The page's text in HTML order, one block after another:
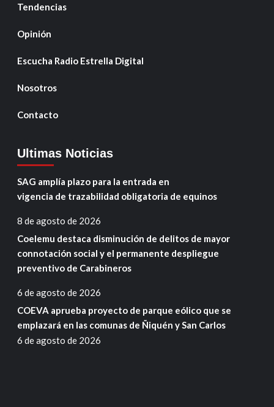
Tendencias
Opinión
Escucha Radio Estrella Digital
Nosotros
Contacto
Ultimas Noticias
SAG amplía plazo para la entrada en
vigencia de trazabilidad obligatoria de equinos
8 de agosto de 2026
Coelemu destaca disminución de delitos de mayor
connotación social y el permanente despliegue
preventivo de Carabineros
6 de agosto de 2026
COEVA aprueba proyecto de parque eólico que se
emplazará en las comunas de Ñiquén y San Carlos
6 de agosto de 2026